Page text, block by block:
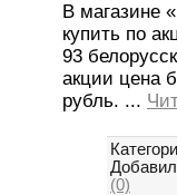
В магазине
купить по
93
акции цена
рубль. ...
(0)